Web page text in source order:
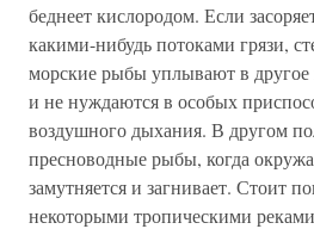
беднеет кислородом. Если
какими-нибудь потоками грязи,
морские рыбы уплывают в
и не нуждаются в особых
воздушного дыхания. В другом
пресноводные рыбы, когда
замутняется и загнивает. Стоит
некоторыми тропическими